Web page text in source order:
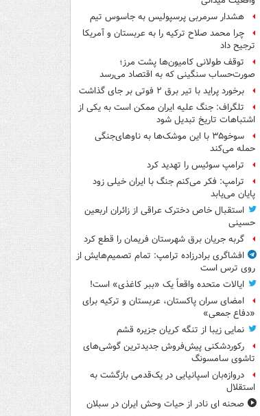
هشدار سرمربی پرسپولیس به جاسوس تیم
چرا محمد صلاح ترکیه را به عربستان و آمریکا
ترجیح داد
توقف طولانی کامیون‌ها پشت مرز؛
صورت‌حساب سنگینی که به اقتصاد می‌رسد
برخورد پراید با تیر برق ۲ فوتی بر جای گذاشت
تلگراف: جنگ علیه ایران ممکن است به یکی از
اشتباهات تاریخ تبدیل شود
سوخو۳۵ با این موشک‌ها به ناوهای‌جنگی
حمله می‌کند
ترامپ سوئیس را تهدید کرد
ترامپ: فکر می‌کنم جنگ با ایران خیلی زود
پایان می‌یابد
استقبال خاص دخترک عراقی از زائران اربعین
حسینی
گربه جریان برق شهرستان فریمان را قطع کرد
افشاگری برادرزاده ترامپ: تمام تصمیم‌هایش از
روی ترس است
ایالات متحده واقعاً یک «ببر کاغذی» است!
امضای سران پاکستان، عربستان و ترکیه برای
«دفاع جمعی»
نمایی زیبا از تنگه کریان جزیره قشم
رکوردشکنی پیش‌فروش جدیدترین گوشی‌های
تاشوی سامسونگ
دروازه‌بان اسپانیایی در یک‌قدمی بازگشت به
استقلال
صحنه ای نادر از حیات وحش ایران در سبلان